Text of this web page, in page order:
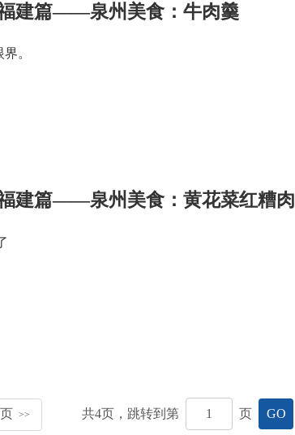
建篇——泉州美食：牛肉羹
。
建篇——泉州美食：黄花菜红糟肉
>> 共4页，跳转到第 页 GO